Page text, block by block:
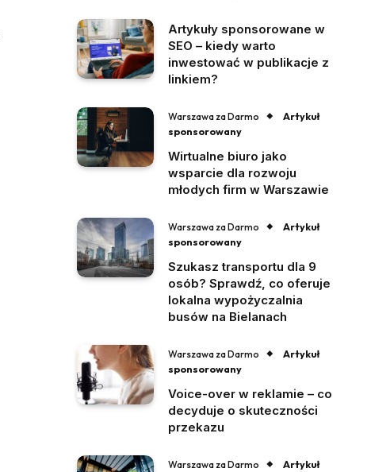
Artykuły sponsorowane w
SEO – kiedy warto
inwestować w publikacje z
linkiem?
Warszawa za Darmo
Artykuł
sponsorowany
Wirtualne biuro jako
wsparcie dla rozwoju
młodych firm w Warszawie
Warszawa za Darmo
Artykuł
sponsorowany
Szukasz transportu dla 9
osób? Sprawdź, co oferuje
lokalna wypożyczalnia
busów na Bielanach
Warszawa za Darmo
Artykuł
sponsorowany
Voice-over w reklamie – co
decyduje o skuteczności
przekazu
Warszawa za Darmo
Artykuł